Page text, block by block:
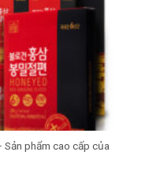
phẩm cao cấp của